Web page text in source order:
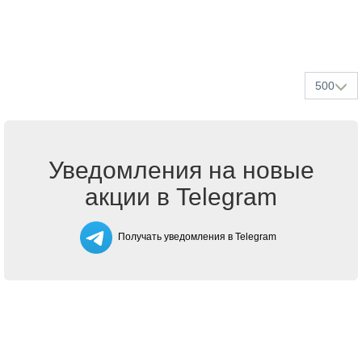
500
Уведомления на новые
акции в Telegram
Получать уведомления в Telegram